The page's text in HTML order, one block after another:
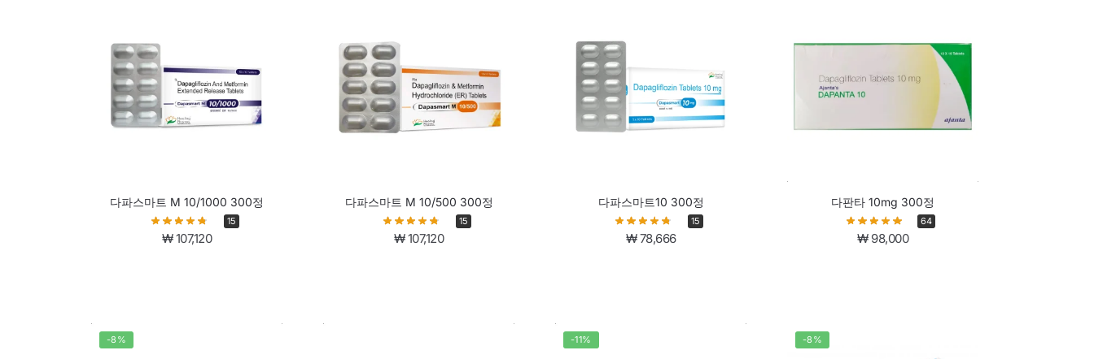
다파스마트 M 10/1000 300정
15
₩107,120
다파스마트 M 10/500 300정
15
₩107,120
다파스마트10 300정
15
₩78,666
다판타 10mg 300정
64
₩98,000
-8% -11% -8%